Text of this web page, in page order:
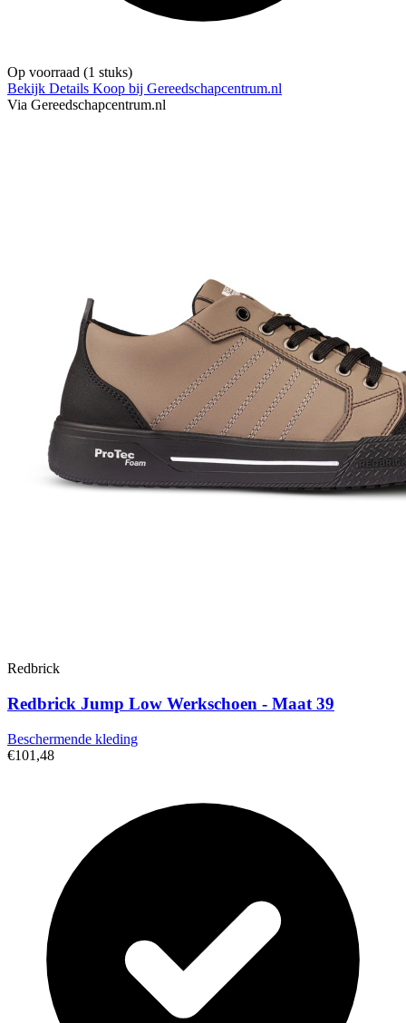
Op voorraad (1 stuks)
Bekijk Details Koop bij Gereedschapcentrum.nl
Via Gereedschapcentrum.nl
Redbrick
Redbrick Jump Low Werkschoen - Maat 39
Beschermende kleding
€101,48